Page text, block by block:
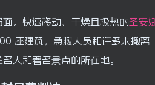
面 。快速移动、干燥且极热的圣安
座建筑，急救人员和许多未撤离
名人和著名景点的所在地。